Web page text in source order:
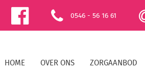
0546 - 56 16 61
HOME OVER ONS ZORGAANBOD